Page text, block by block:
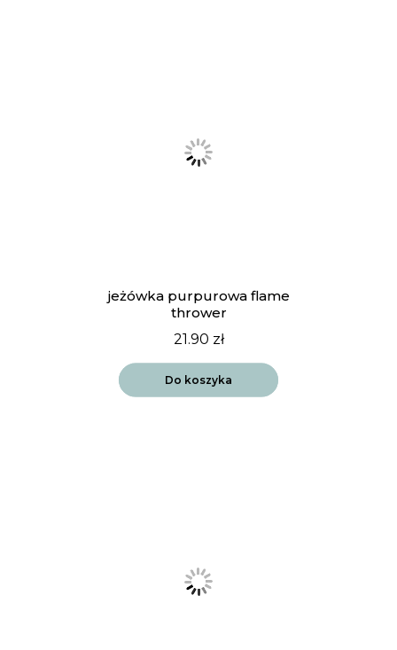
jeżówka purpurowa flame
thrower
21.90 zł
Do koszyka